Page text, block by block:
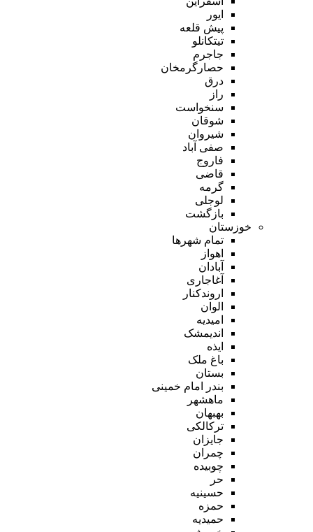
ایور
پیش قلعه
تیتکانلو
جاجرم
حصارگرمخان
درق
راز
سنخواست
شوقان
شیروان
صفی آباد
فاروج
قاضی
گرمه
لوجلی
بازگشت
خوزستان
تمام شهر‌ها
اهواز
آبادان
آغاجاری
اروندکنار
الوان
امیدیه
اندیمشک
ایذه
باغ ملک
بستان
بندر امام خمینی
ماهشهر
بهبهان
ترکالکی
جایزان
چمران
چوبیده
حر
حسینیه
حمزه
حمیدیه